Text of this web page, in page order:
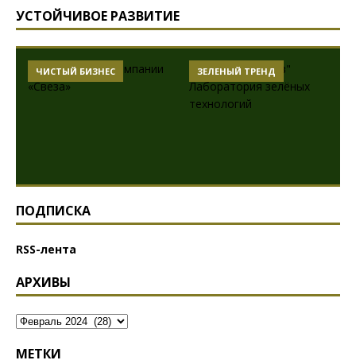
УСТОЙЧИВОЕ РАЗВИТИЕ
ЧИСТЫЙ БИЗНЕС ЗЕЛЕНЫЙ ТРЕНД
ПОДПИСКА
RSS-лента
АРХИВЫ
МЕТКИ